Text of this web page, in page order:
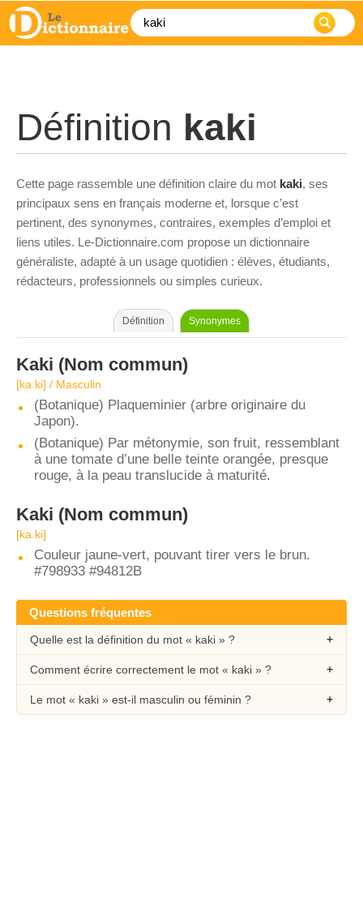
Définition kaki
Cette page rassemble une définition claire du mot kaki, ses
principaux sens en français moderne et, lorsque c’est
pertinent, des synonymes, contraires, exemples d’emploi et
liens utiles. Le-Dictionnaire.com propose un dictionnaire
généraliste, adapté à un usage quotidien : élèves, étudiants,
rédacteurs, professionnels ou simples curieux.
Définition Synonymes
Kaki (Nom commun)
[ka.ki] / Masculin
(Botanique) Plaqueminier (arbre originaire du
Japon).
(Botanique) Par métonymie, son fruit, ressemblant
à une tomate d’une belle teinte orangée, presque
rouge, à la peau translucide à maturité.
Kaki (Nom commun)
[ka.ki]
Couleur jaune-vert, pouvant tirer vers le brun.
#798933 #94812B
Questions fréquentes
Quelle est la définition du mot « kaki » ?
Comment écrire correctement le mot « kaki » ?
Le mot « kaki » est-il masculin ou féminin ?